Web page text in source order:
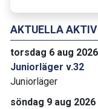
AKTUELLA
torsdag 6 aug 2026
Juniorläger v.32
Juniorläger
söndag 9 aug 2026